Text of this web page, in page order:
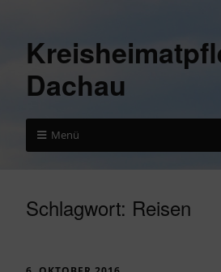
Dachau
Menü
Schlagwort: Reisen